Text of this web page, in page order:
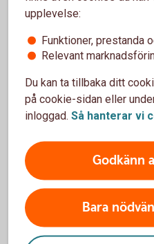
sker samma sak även
risken.
Det är enkelt att börja
stora summor – minsta
Logga in och börja
Frågor och svar
månadsspara i
upplevelse:
Funktioner, prestanda
Relevant
Du kan ta tillbaka ditt
på cookie-sidan eller
inloggad. Så hanterar vi
Godkänn
Bara